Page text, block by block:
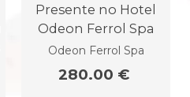
Presente no Hotel
Odeon Ferrol Spa
Odeon Ferrol Spa
280.00 €